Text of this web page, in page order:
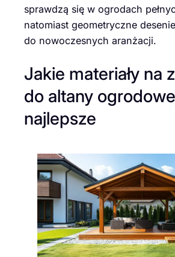
sprawdzą się w ogrodach
natomiast geometryczne
do nowoczesnych aranżacji.
Jakie materiały na
do altany
najlepsze